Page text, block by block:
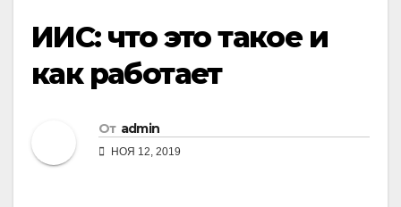
ИИС: что это такое и
как работает
От admin
НОЯ 12, 2019